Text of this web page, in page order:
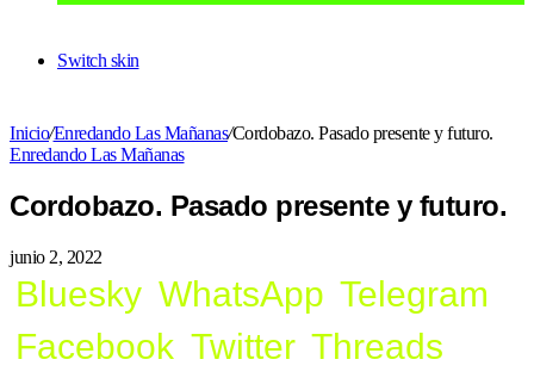
Switch skin
Inicio/Enredando Las Mañanas/Cordobazo. Pasado presente y futuro.
Enredando Las Mañanas
Cordobazo. Pasado presente y futuro.
junio 2, 2022
Bluesky WhatsApp Telegram
Facebook Twitter Threads